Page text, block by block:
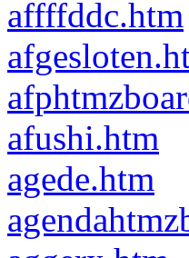
affffddc.htm
afushi.htm
agede.htm